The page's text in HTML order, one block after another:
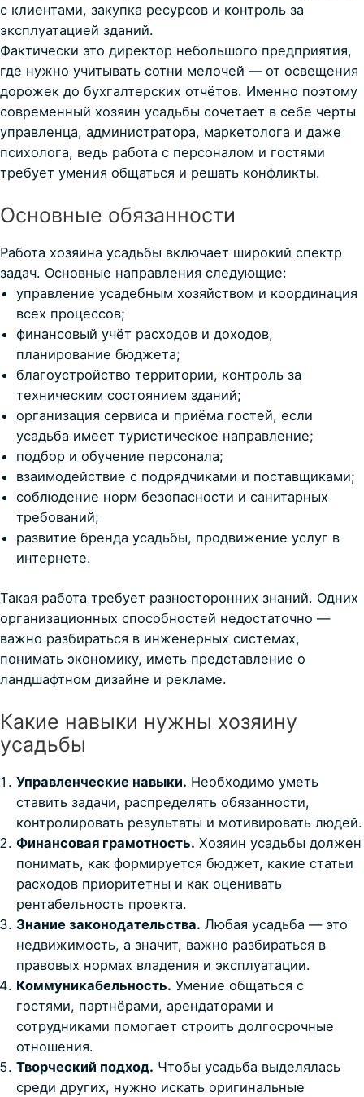
с клиентами, закупка ресурсов и контроль за
эксплуатацией зданий.
Фактически это директор небольшого предприятия,
где нужно учитывать сотни мелочей — от освещения
дорожек до бухгалтерских отчётов. Именно поэтому
современный хозяин усадьбы сочетает в себе черты
управленца, администратора, маркетолога и даже
психолога, ведь работа с персоналом и гостями
требует умения общаться и решать конфликты.
Основные обязанности
Работа хозяина усадьбы включает широкий спектр
задач. Основные направления следующие:
управление усадебным хозяйством и координация
всех процессов;
финансовый учёт расходов и доходов,
планирование бюджета;
благоустройство территории, контроль за
техническим состоянием зданий;
организация сервиса и приёма гостей, если
усадьба имеет туристическое направление;
подбор и обучение персонала;
взаимодействие с подрядчиками и поставщиками;
соблюдение норм безопасности и санитарных
требований;
развитие бренда усадьбы, продвижение услуг в
интернете.
Такая работа требует разносторонних знаний. Одних
организационных способностей недостаточно —
важно разбираться в инженерных системах,
понимать экономику, иметь представление о
ландшафтном дизайне и рекламе.
Какие навыки нужны хозяину
усадьбы
Управленческие навыки. Необходимо уметь
ставить задачи, распределять обязанности,
контролировать результаты и мотивировать людей.
Финансовая грамотность. Хозяин усадьбы должен
понимать, как формируется бюджет, какие статьи
расходов приоритетны и как оценивать
рентабельность проекта.
Знание законодательства. Любая усадьба — это
недвижимость, а значит, важно разбираться в
правовых нормах владения и эксплуатации.
Коммуникабельность. Умение общаться с
гостями, партнёрами, арендаторами и
сотрудниками помогает строить долгосрочные
отношения.
Творческий подход. Чтобы усадьба выделялась
среди других, нужно искать оригинальные